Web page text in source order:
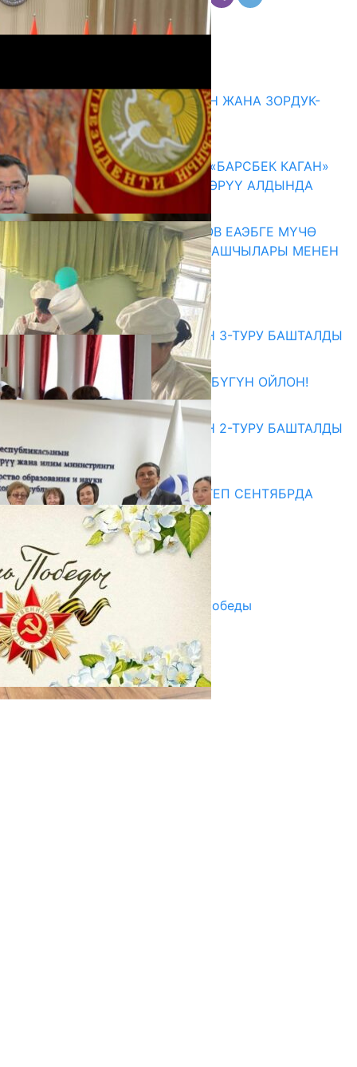
Комментарийлер
ГЕНДЕРДИК БАСМЫРЛООДОН ЖАНА ЗОРДУК-
ЗОМБУЛУКТАН КОРГОО
07.08.2026
КЫРГЫЗ ТАРЫХЫ ТАСМАДА: «БАРСБЕК КАГАН»
КӨРКӨМ ТАСМАСЫ ЖАРЫК КӨРҮҮ АЛДЫНДА
07.08.2026
ПРЕЗИДЕНТ САДЫР ЖАПАРОВ ЕАЭБГЕ МҮЧӨ
МАМЛЕКЕТТЕРДИН ӨКМӨТ БАШЧЫЛАРЫ МЕНЕН
ЖОЛУГУШТУ
07.08.2026
Абитуриент
ЖОЖДОРГО КАБЫЛ АЛУУНУН 3-ТУРУ БАШТАЛДЫ
27.07.2026
ӨЗҮҢДҮН КЕЛЕЧЕГИҢ ҮЧҮН БҮГҮН ОЙЛОН!
20.07.2026
ЖОЖДОРГО КАБЫЛ АЛУУНУН 2-ТУРУ БАШТАЛДЫ
20.07.2026
Медиа
СУЗАКТА 750 ОРУНДУУ МЕКТЕП СЕНТЯБРДА
ПАЙДАЛАНУУГА БЕРИЛЕТ
07.08.2025
Улуу Жеңиштин жандуу сөзү
29.04.2025
Награды в преддверии Дня Победы
29.04.2025